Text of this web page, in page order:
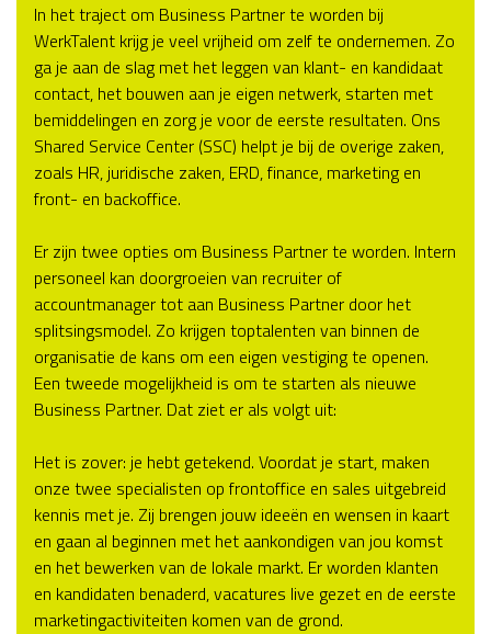
In het traject om Business Partner te worden bij
WerkTalent krijg je veel vrijheid om zelf te ondernemen. Zo
ga je aan de slag met het leggen van klant- en kandidaat
contact, het bouwen aan je eigen netwerk, starten met
bemiddelingen en zorg je voor de eerste resultaten. Ons
Shared Service Center (SSC) helpt je bij de overige zaken,
zoals HR, juridische zaken, ERD, finance, marketing en
front- en backoffice.
Er zijn twee opties om Business Partner te worden. Intern
personeel kan doorgroeien van recruiter of
accountmanager tot aan Business Partner door het
splitsingsmodel. Zo krijgen toptalenten van binnen de
organisatie de kans om een eigen vestiging te openen.
Een tweede mogelijkheid is om te starten als nieuwe
Business Partner. Dat ziet er als volgt uit:
Het is zover: je hebt getekend. Voordat je start, maken
onze twee specialisten op frontoffice en sales uitgebreid
kennis met je. Zij brengen jouw ideeën en wensen in kaart
en gaan al beginnen met het aankondigen van jou komst
en het bewerken van de lokale markt. Er worden klanten
en kandidaten benaderd, vacatures live gezet en de eerste
marketingactiviteiten komen van de grond.